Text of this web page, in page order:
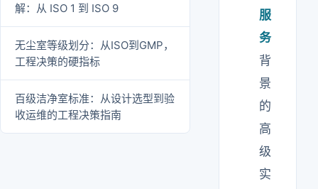
解：从 ISO 1 到 ISO 9
无尘室等级划分：从ISO到GMP，
工程决策的硬指标
百级洁净室标准：从设计选型到验
收运维的工程决策指南
服
务
背
景
的
高
级
实